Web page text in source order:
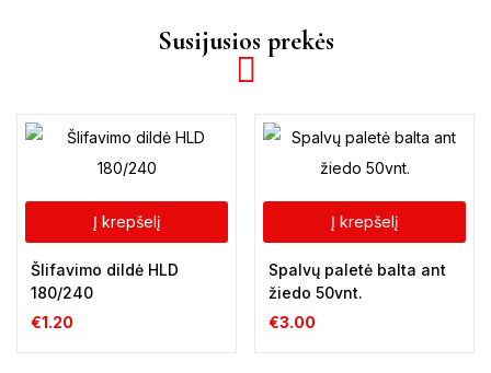
Susijusios prekės
Į krepšelį
Šlifavimo dildė HLD
180/240
€1.20
Į krepšelį
Spalvų paletė balta ant
žiedo 50vnt.
€3.00